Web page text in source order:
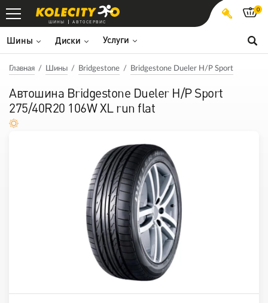
ШИНЫ АВТОСЕРВИС
Шины Диски Услуги
0
Главная Шины Bridgestone Bridgestone Dueler H/P Sport
Автошина Bridgestone Dueler H/P Sport
275/40R20 106W XL run flat